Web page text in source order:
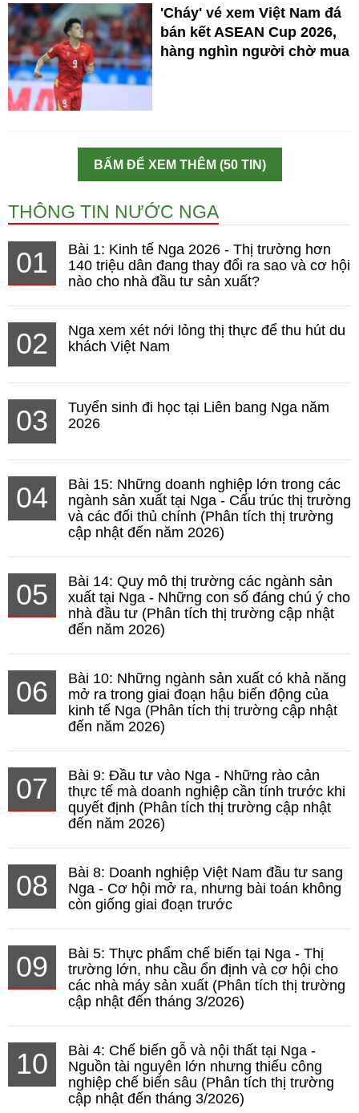
'Cháy' vé xem Việt Nam đá
bán kết ASEAN Cup 2026,
hàng nghìn người chờ mua
BẤM ĐỂ XEM THÊM (50 TIN)
THÔNG TIN NƯỚC NGA
01
Bài 1: Kinh tế Nga 2026 - Thị trường hơn
140 triệu dân đang thay đổi ra sao và cơ hội
nào cho nhà đầu tư sản xuất?
02
Nga xem xét nới lỏng thị thực để thu hút du
khách Việt Nam
03
Tuyển sinh đi học tại Liên bang Nga năm
2026
04
Bài 15: Những doanh nghiệp lớn trong các
ngành sản xuất tại Nga - Cấu trúc thị trường
và các đối thủ chính (Phân tích thị trường
cập nhật đến năm 2026)
05
Bài 14: Quy mô thị trường các ngành sản
xuất tại Nga - Những con số đáng chú ý cho
nhà đầu tư (Phân tích thị trường cập nhật
đến năm 2026)
06
Bài 10: Những ngành sản xuất có khả năng
mở ra trong giai đoạn hậu biến động của
kinh tế Nga (Phân tích thị trường cập nhật
đến năm 2026)
07
Bài 9: Đầu tư vào Nga - Những rào cản
thực tế mà doanh nghiệp cần tính trước khi
quyết định (Phân tích thị trường cập nhật
đến năm 2026)
08
Bài 8: Doanh nghiệp Việt Nam đầu tư sang
Nga - Cơ hội mở ra, nhưng bài toán không
còn giống giai đoạn trước
09
Bài 5: Thực phẩm chế biến tại Nga - Thị
trường lớn, nhu cầu ổn định và cơ hội cho
các nhà máy sản xuất (Phân tích thị trường
cập nhật đến tháng 3/2026)
10
Bài 4: Chế biến gỗ và nội thất tại Nga -
Nguồn tài nguyên lớn nhưng thiếu công
nghiệp chế biến sâu (Phân tích thị trường
cập nhật đến tháng 3/2026)